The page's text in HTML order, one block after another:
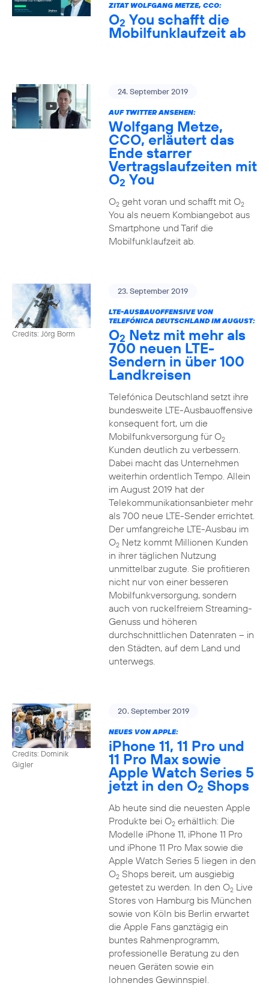
ZITAT WOLFGANG METZE, CCO:
O2 You schafft die
Mobilfunklaufzeit ab
24. September 2019
AUF TWITTER ANSEHEN:
Wolfgang Metze,
CCO, erläutert das
Ende starrer
Vertragslaufzeiten mit
O2 You
O2geht voran und schafft mit O2
You als neuem Kombiangebot aus
Smartphone und Tarif die
Mobilfunklaufzeit ab.
Credits: Jörg Borm
23. September 2019
LTE-AUSBAUOFFENSIVE VON
TELEFÓNICA DEUTSCHLAND IM AUGUST:
O2 Netz mit mehr als
700 neuen LTE-
Sendern in über 100
Landkreisen
Telefónica Deutschland setzt ihre
bundesweite LTE-Ausbauoffensive
konsequent fort, um die
Mobilfunkversorgung für O2
Kunden deutlich zu verbessern.
Dabei macht das Unternehmen
weiterhin ordentlich Tempo. Allein
im August 2019 hat der
Telekommunikationsanbieter mehr
als 700 neue LTE-Sender errichtet.
Der umfangreiche LTE-Ausbau im
O2Netz kommt Millionen Kunden
in ihrer täglichen Nutzung
unmittelbar zugute. Sie profitieren
nicht nur von einer besseren
Mobilfunkversorgung, sondern
auch von ruckelfreiem Streaming-
Genuss und höheren
durchschnittlichen Datenraten – in
den Städten, auf dem Land und
unterwegs.
Credits: Dominik
Gigler
20. September 2019
NEUES VON APPLE:
iPhone 11, 11 Pro und
11 Pro Max sowie
Apple Watch Series 5
jetzt in den O2 Shops
Ab heute sind die neuesten Apple
Produkte bei O2erhältlich: Die
Modelle iPhone 11, iPhone 11 Pro
und iPhone 11 Pro Max sowie die
Apple Watch Series 5 liegen in den
O2Shops bereit, um ausgiebig
getestet zu werden. In den O2Live
Stores von Hamburg bis München
sowie von Köln bis Berlin erwartet
die Apple Fans ganztägig ein
buntes Rahmenprogramm,
professionelle Beratung zu den
neuen Geräten sowie ein
lohnendes Gewinnspiel.